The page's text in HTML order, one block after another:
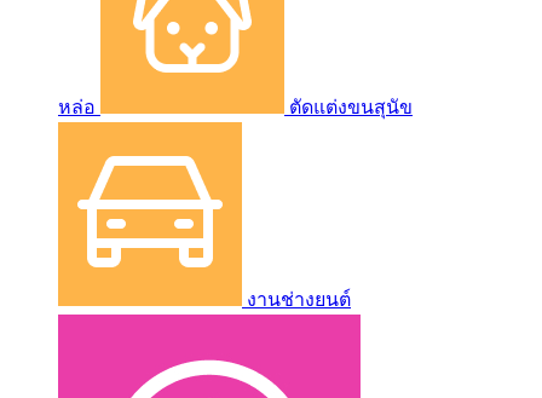
หล่อ ตัดแต่งขนสุนัข
งานช่างยนต์